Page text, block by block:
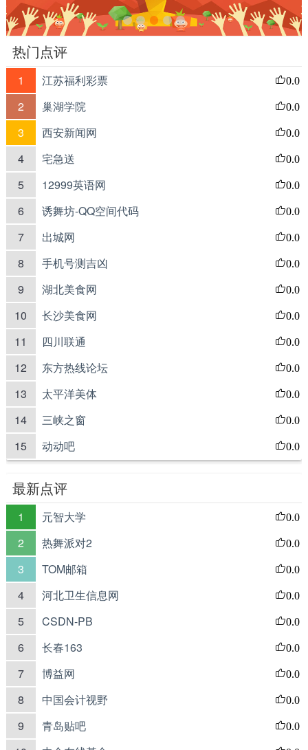
热门点评
1 江苏福利彩票 0.0
2 巢湖学院 0.0
3 西安新闻网 0.0
4 宅急送 0.0
5 12999英语网 0.0
6 诱舞坊-QQ空间代码 0.0
7 出城网 0.0
8 手机号测吉凶 0.0
9 湖北美食网 0.0
10 长沙美食网 0.0
11 四川联通 0.0
12 东方热线论坛 0.0
13 太平洋美体 0.0
14 三峡之窗 0.0
15 动动吧 0.0
最新点评
1 元智大学 0.0
2 热舞派对2 0.0
3 TOM邮箱 0.0
4 河北卫生信息网 0.0
5 CSDN-PB 0.0
6 长春163 0.0
7 博益网 0.0
8 中国会计视野 0.0
9 青岛贴吧 0.0